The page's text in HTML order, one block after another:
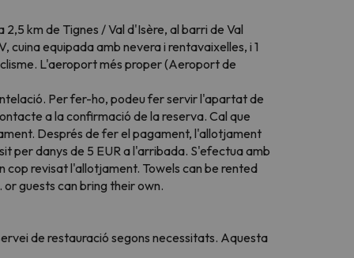
km de Tignes / Val d'Isère, al barri de Val
equipada amb nevera i rentavaixelles, i 1
L'aeroport més proper (Aeroport de
Per fer-ho, podeu fer servir l'apartat de
a la confirmació de la reserva. Cal que
Després de fer el pagament, l'allotjament
per danys de 5 EUR a l'arribada. S'efectua amb
revisat l'allotjament. Towels can be rented
guests can bring their own.
de restauració segons necessitats. Aquesta